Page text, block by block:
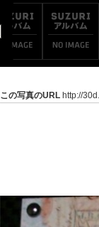
この写真のURL http://